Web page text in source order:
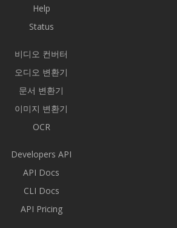
Help
Status
비디오 컨버터
오디오 변환기
문서 변환기
이미지 변환기
OCR
Developers API
API Docs
CLI Docs
API Pricing